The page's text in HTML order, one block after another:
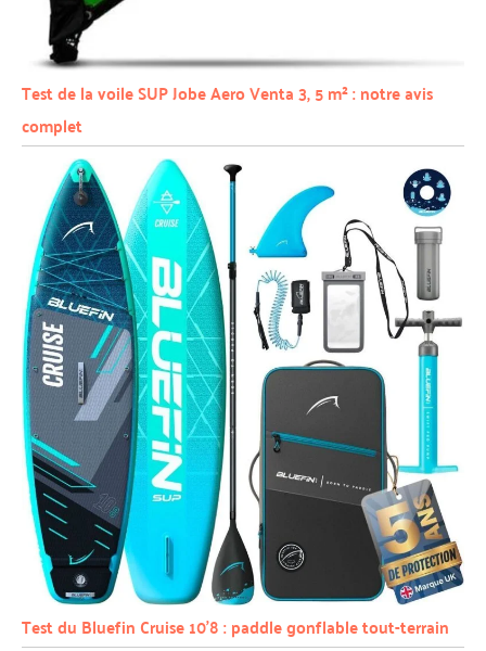
Test de la voile SUP Jobe Aero Venta 3, 5 m² : notre avis
complet
Test du Bluefin Cruise 10’8 : paddle gonflable tout-terrain